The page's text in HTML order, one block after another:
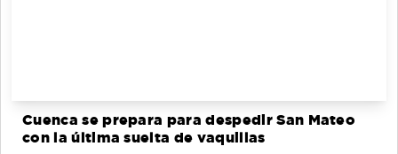
Cuenca se prepara para despedir San Mateo
con la última suelta de vaquillas